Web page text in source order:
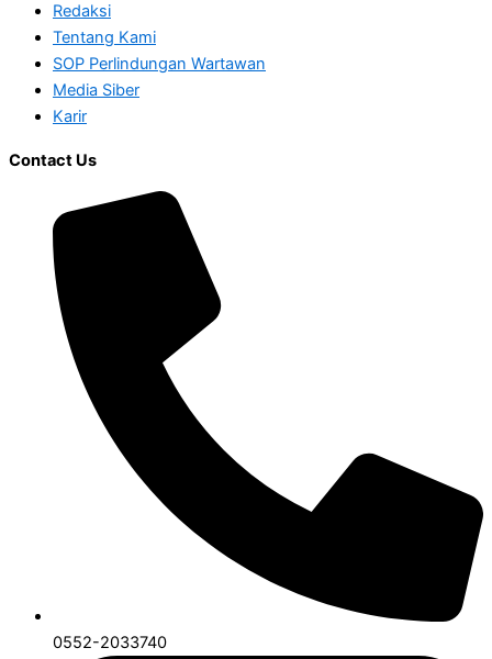
Redaksi
Tentang Kami
SOP Perlindungan Wartawan
Media Siber
Karir
Contact Us
0552-2033740